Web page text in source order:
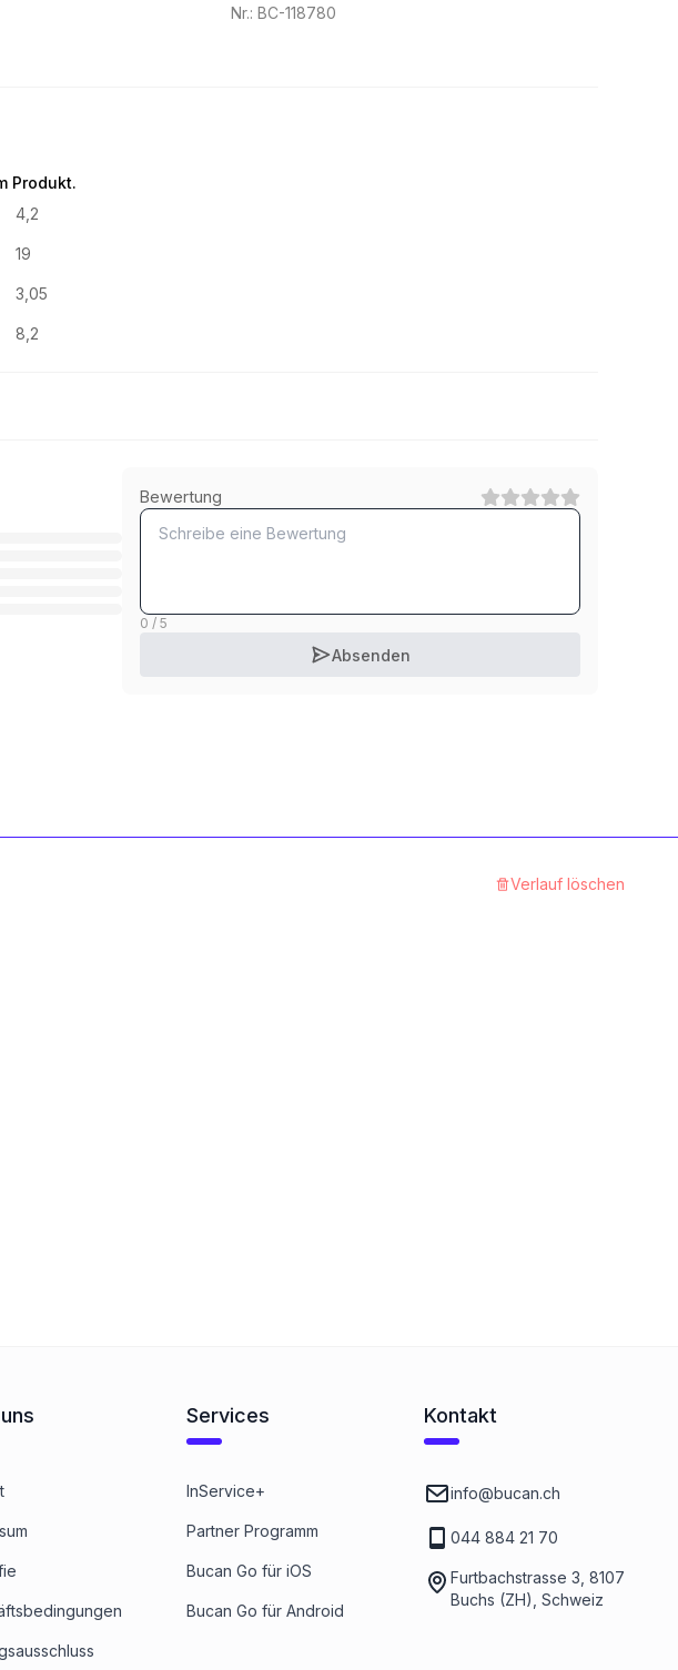
Nr.: BC-118780
Produkt.
4,2
19
3,05
8,2
A2 rostfrei
1 Kategorie
Bewertung
0 / 5
Absenden
Verlauf löschen
Services
InService+
Partner Programm
Bucan Go für iOS
Bucan Go für Android
Kontakt
info@bucan.ch
044 884 21 70
Furtbachstrasse 3, 8107
Buchs (ZH), Schweiz